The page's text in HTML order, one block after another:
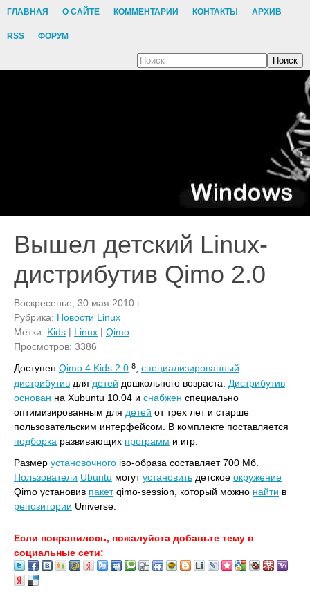
ГЛАВНАЯ О САЙТЕ КОММЕНТАРИИ КОНТАКТЫ АРХИВ
RSS ФОРУМ
Поиск
Вышел детский Linux-
дистрибутив Qimo 2.0
Воскресенье, 30 мая 2010 г.
Рубрика: Новости Linux
Метки: Kids | Linux | Qimo
Просмотров: 3386
Доступен Qimo 4 Kids 2.0 8
специализированный
дистрибутив для детей дошкольного возраста. Дистрибутив
основан на Xubuntu 10.04 и снабжен специально
оптимизированным для детей от трех лет и старше
пользовательским интерфейсом. В комплекте поставляется
подборка развивающих программ и игр.
Размер установочного iso-образа составляет 700 Мб.
Пользователи Ubuntu могутустановить детское окружение
Qimo установив пакетqimo-session, который можно найти в
репозитории Universe.
Если понравилось, пожалуйста добавьте тему в
социальные сети: